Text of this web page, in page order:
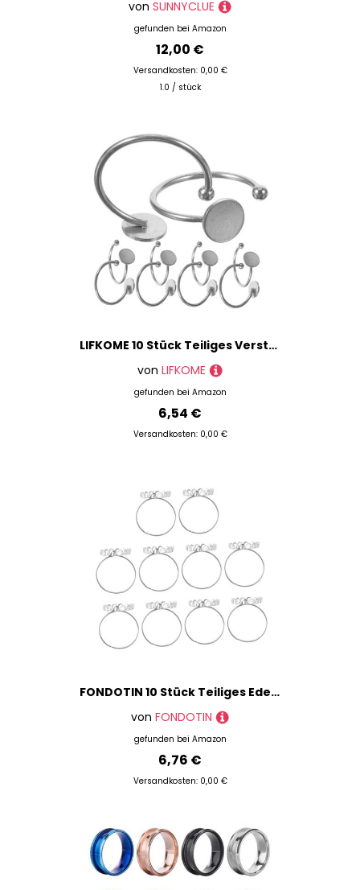
von SUNNYCLUE
gefunden bei Amazon
12,00 €
Versandkosten: 0,00 €
1.0 / stück
LIFKOME 10 Stück Teiliges Verstellbare Ringrohlinge aus Edelstahl Glatte Oberfläche Fingerfreundlich für Schmuckherstellung und DIY Ringe Selber Machen Langlebige Schmuckzubehör Basteln
von LIFKOME
gefunden bei Amazon
6,54 €
Versandkosten: 0,00 €
FONDOTIN 10 Stück Teiliges Edelstahl Ringrohlinge Stabile Metallring basen für DIY Schmuckherstellung Damenringe Langlebige Fingerring böden zum Basteln und Gestalten
von FONDOTIN
gefunden bei Amazon
6,76 €
Versandkosten: 0,00 €